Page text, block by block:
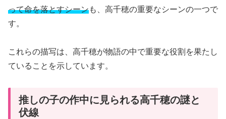
って命を落とすシーンも、高千穂の重要なシーンの一つで
す。
これらの描写は、高千穂が物語の中で重要な役割を果たし
ていることを示しています。
推しの子の作中に見られる高千穂の謎と
伏線